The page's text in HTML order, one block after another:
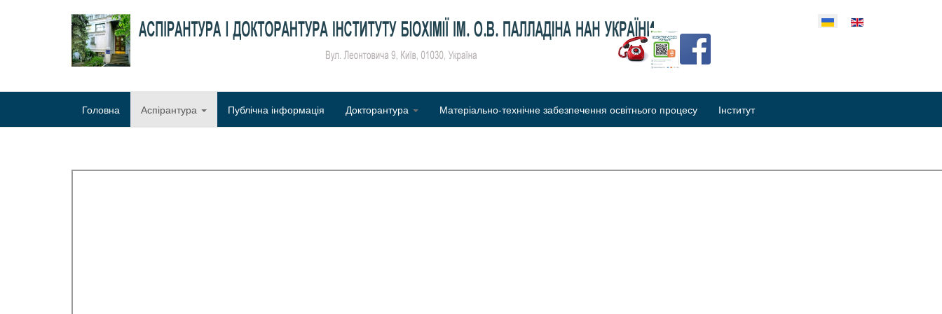
Оберіть свою мову
Головна Аспірантура Публічна інформація Докторантура Матеріально-технічне забезпечення освітнього процесу Інститут